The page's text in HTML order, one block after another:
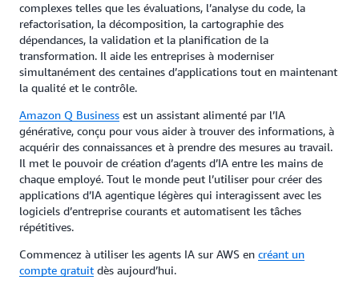
complexes telles que les évaluations, l’analyse du code, la
refactorisation, la décomposition, la cartographie des
dépendances, la validation et la planification de la
transformation. Il aide les entreprises à moderniser
simultanément des centaines d’applications tout en maintenant
la qualité et le contrôle.
Amazon Q Business est un assistant alimenté par l’IA
générative, conçu pour vous aider à trouver des informations, à
acquérir des connaissances et à prendre des mesures au travail.
Il met le pouvoir de création d’agents d’IA entre les mains de
chaque employé. Tout le monde peut l’utiliser pour créer des
applications d’IA agentique légères qui interagissent avec les
logiciels d’entreprise courants et automatisent les tâches
répétitives.
Commencez à utiliser les agents IA sur AWS en créant un
compte gratuit dès aujourd’hui.